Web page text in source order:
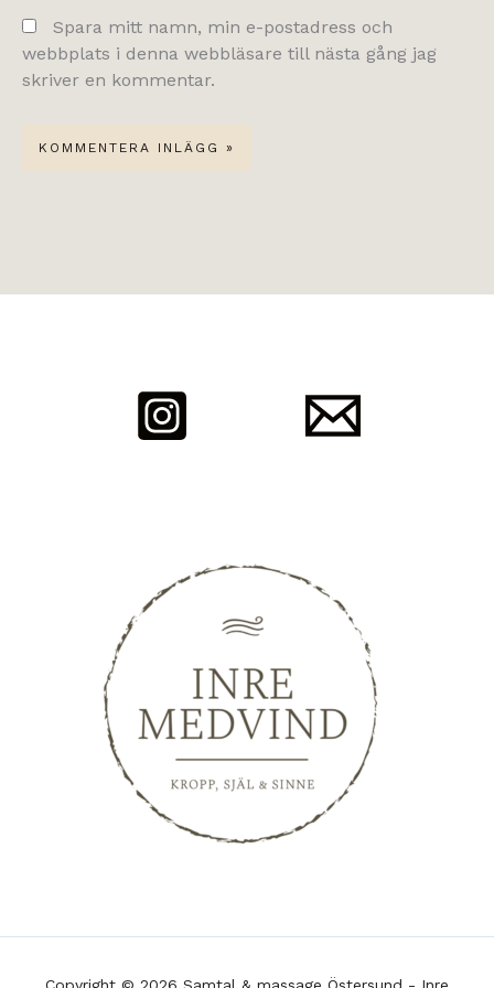
Spara mitt namn, min e-postadress och
webbplats i denna webbläsare till nästa gång jag
skriver en kommentar.
Copyright © 2026 Samtal & massage Östersund - Inre